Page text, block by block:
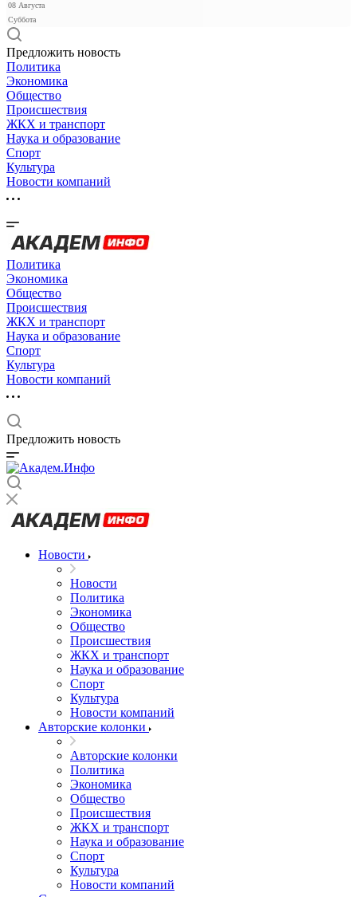
08 Августа
Суббота
Предложить новость
Политика
Экономика
Общество
Происшествия
ЖКХ и транспорт
Наука и образование
Спорт
Культура
Новости компаний
Политика
Экономика
Общество
Происшествия
ЖКХ и транспорт
Наука и образование
Спорт
Культура
Новости компаний
Предложить новость
Новости
Новости
Политика
Экономика
Общество
Происшествия
ЖКХ и транспорт
Наука и образование
Спорт
Культура
Новости компаний
Авторские колонки
Авторские колонки
Политика
Экономика
Общество
Происшествия
ЖКХ и транспорт
Наука и образование
Спорт
Культура
Новости компаний